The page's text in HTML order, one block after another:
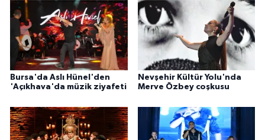
Bursa'da Aslı Hünel'den
'Açıkhava'da müzik ziyafeti
Nevşehir Kültür Yolu'nda
Merve Özbey coşkusu